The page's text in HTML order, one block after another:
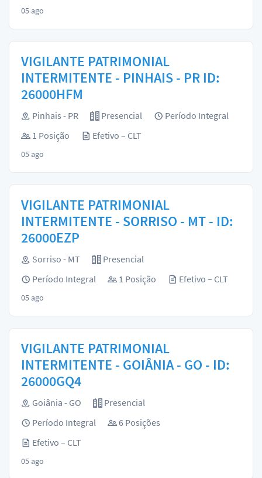
05 ago
VIGILANTE PATRIMONIAL
INTERMITENTE - PINHAIS - PR ID:
26000HFM
Pinhais - PR Presencial
Período Integral
1 Posição
Efetivo – CLT
05 ago
VIGILANTE PATRIMONIAL
INTERMITENTE - SORRISO - MT - ID:
26000EZP
Sorriso - MT
Presencial
Período Integral
1 Posição Efetivo – CLT
05 ago
VIGILANTE PATRIMONIAL
INTERMITENTE - GOIÂNIA - GO - ID:
26000GQ4
Goiânia - GO
Presencial
Período Integral
6 Posições
Efetivo – CLT
05 ago